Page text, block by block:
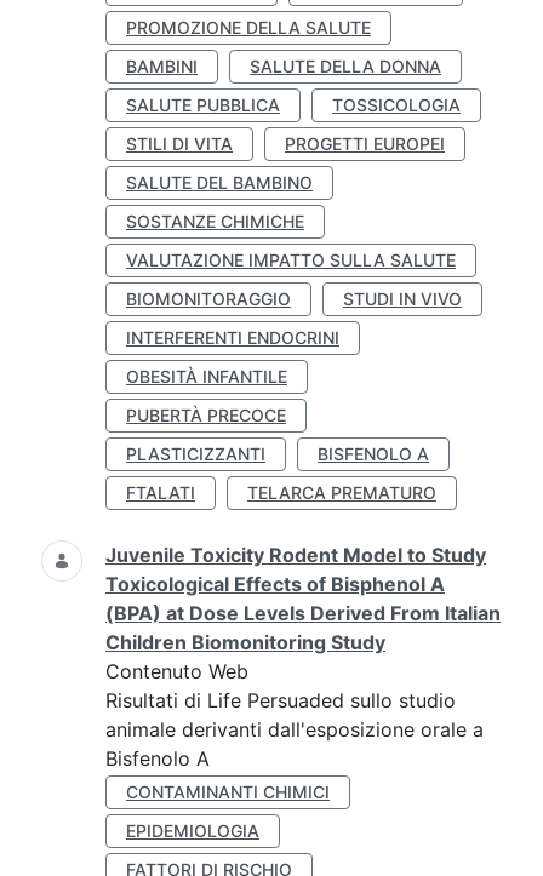
PROMOZIONE DELLA SALUTE
BAMBINI
SALUTE DELLA DONNA
SALUTE PUBBLICA
TOSSICOLOGIA
STILI DI VITA
PROGETTI EUROPEI
SALUTE DEL BAMBINO
SOSTANZE CHIMICHE
VALUTAZIONE IMPATTO SULLA SALUTE
BIOMONITORAGGIO
STUDI IN VIVO
INTERFERENTI ENDOCRINI
OBESITÀ INFANTILE
PUBERTÀ PRECOCE
PLASTICIZZANTI
BISFENOLO A
FTALATI
TELARCA PREMATURO
Juvenile Toxicity Rodent Model to Study
Toxicological Effects of Bisphenol A
(BPA) at Dose Levels Derived From Italian
Children Biomonitoring Study
Contenuto Web
Risultati di Life Persuaded sullo studio
animale derivanti dall'esposizione orale a
Bisfenolo A
CONTAMINANTI CHIMICI
EPIDEMIOLOGIA
FATTORI DI RISCHIO